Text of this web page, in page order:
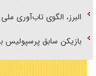
البرز، الگوی تاب‌آوری
بازیکن سابق پرسپولیس